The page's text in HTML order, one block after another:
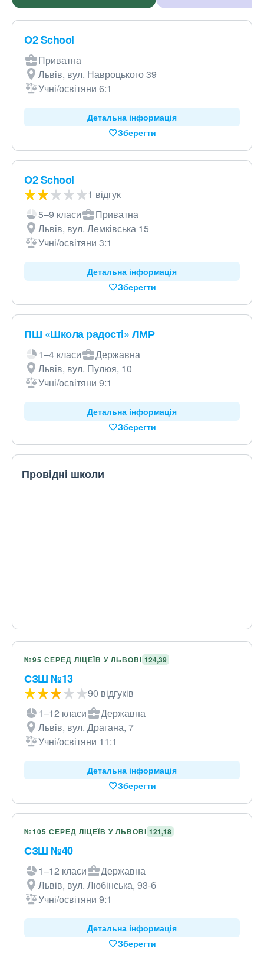
O2 School
Приватна
Львів, вул. Навроцького 39
Учні/освітяни 6:1
Детальна інформація
Зберегти
O2 School
1 відгук
5–9 класи
Приватна
Львів, вул. Лемківська 15
Учні/освітяни 3:1
Детальна інформація
Зберегти
ПШ «Школа радості» ЛМР
1–4 класи
Державна
Львів, вул. Пулюя, 10
Учні/освітяни 9:1
Детальна інформація
Зберегти
Провідні школи
№95 СЕРЕД ЛІЦЕЇВ У ЛЬВОВІ 124,39
СЗШ №13
90 відгуків
1–12 класи
Державна
Львів, вул. Драгана, 7
Учні/освітяни 11:1
Детальна інформація
Зберегти
№105 СЕРЕД ЛІЦЕЇВ У ЛЬВОВІ 121,18
СЗШ №40
1–12 класи
Державна
Львів, вул. Любінська, 93-б
Учні/освітяни 9:1
Детальна інформація
Зберегти